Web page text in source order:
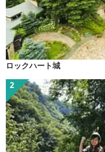
ロックハート城